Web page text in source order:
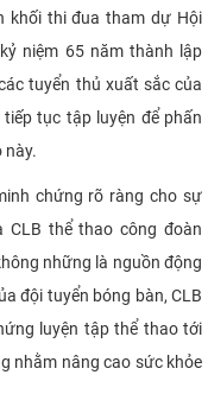
khối thi đua tham dự Hội
niệm 65 năm thành lập
tuyển thủ xuất sắc của
tục tập luyện để phấn
này.
chứng rõ ràng cho sự
CLB thể thao công đoàn
những là nguồn động
đội tuyển bóng bàn, CLB
luyện tập thể thao tới
nhằm nâng cao sức khỏe